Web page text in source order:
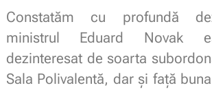
Constatăm cu profundă
ministrul Eduard Novak
dezinteresat de soarta
Sala Polivalentă, dar și față